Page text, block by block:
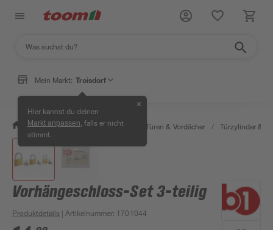
Mein Markt: Troisdorf
Hier kannst du deinen
Markt anpassen , falls er nicht
stimmt.
✕
/ Bauen & Renovieren / Fenster, Türen & Vordächer / Türzylinder &
Vorhängeschloss-Set 3-teilig
Produktdetails | Artikelnummer: 1701044